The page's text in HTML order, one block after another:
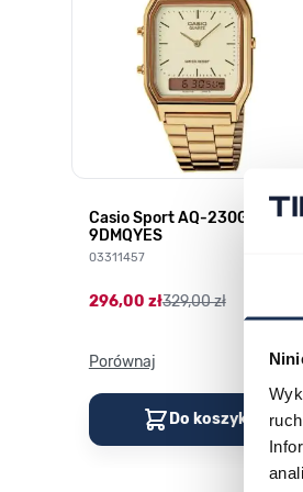
Casio Sport AQ-230GA-
9DMQYES
03311457
296,00 zł329,00 zł
Porównaj
Do koszyka